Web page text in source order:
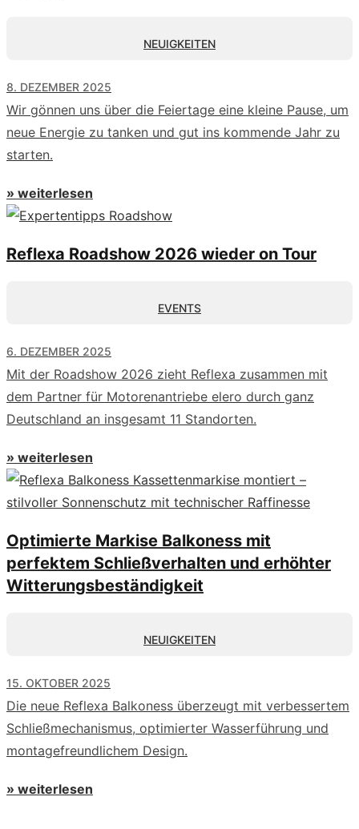
NEUIGKEITEN
8. DEZEMBER 2025
Wir gönnen uns über die Feiertage eine kleine Pause, um
neue Energie zu tanken und gut ins kommende Jahr zu
starten.
» weiterlesen
Reflexa Roadshow 2026 wieder on Tour
EVENTS
6. DEZEMBER 2025
Mit der Roadshow 2026 zieht Reflexa zusammen mit
dem Partner für Motorenantriebe elero durch ganz
Deutschland an insgesamt 11 Standorten.
» weiterlesen
Optimierte Markise Balkoness mit
perfektem Schließverhalten und erhöhter
Witterungsbeständigkeit
NEUIGKEITEN
15. OKTOBER 2025
Die neue Reflexa Balkoness überzeugt mit verbessertem
Schließmechanismus, optimierter Wasserführung und
montagefreundlichem Design.
» weiterlesen